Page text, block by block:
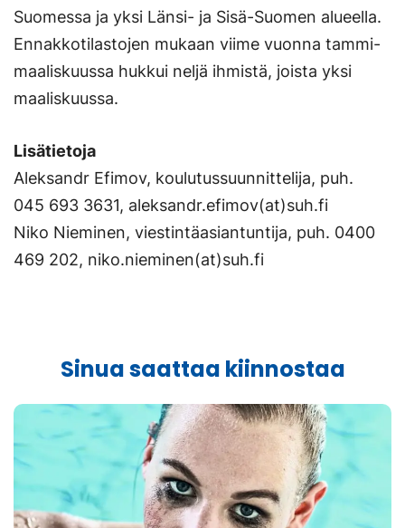
Suomessa ja yksi Länsi- ja Sisä-Suomen alueella.
Ennakkotilastojen mukaan viime vuonna tammi-
maaliskuussa hukkui neljä ihmistä, joista yksi
maaliskuussa.
Lisätietoja
Aleksandr Efimov, koulutussuunnittelija, puh.
045 693 3631, aleksandr.efimov(at)suh.fi
Niko Nieminen, viestintäasiantuntija, puh. 0400
469 202, niko.nieminen(at)suh.fi
Sinua saattaa kiinnostaa